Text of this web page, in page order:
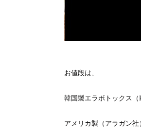
お値段は、
韓国製エラボトックス
アメリカ製（アラガン